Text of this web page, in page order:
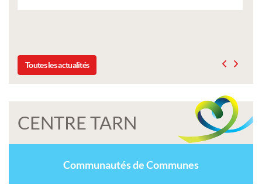
Toutes les actualités
CENTRE TARN
Communautés de Communes